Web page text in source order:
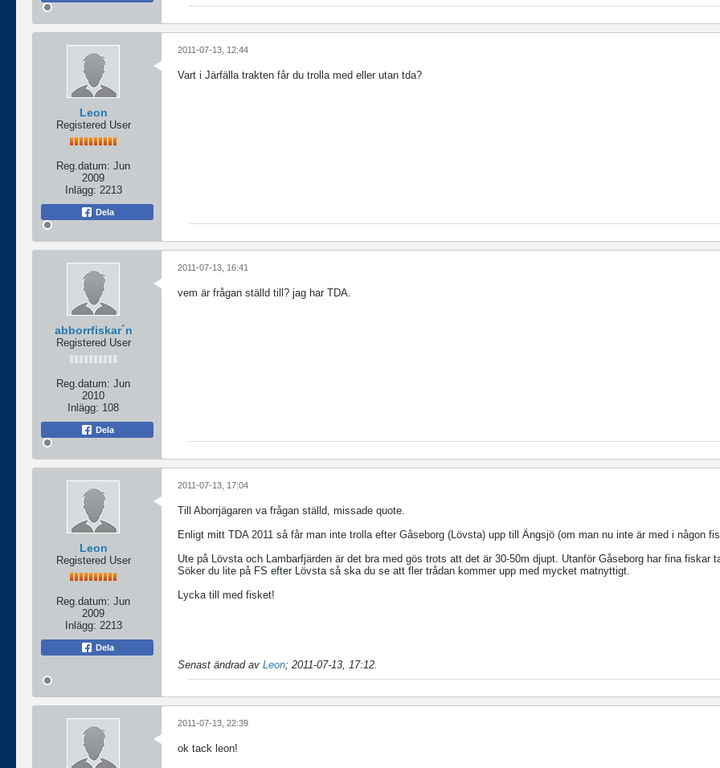
Leon
Registered User
Reg.datum: Jun
2009
Inlägg: 2213
Dela
2011-07-13, 12:44
Vart i Järfälla trakten får du trolla med eller utan tda?
abborrfiskar´n
Registered User
Reg.datum: Jun
2010
Inlägg: 108
Dela
2011-07-13, 16:41
vem är frågan ställd till? jag har TDA.
Leon
Registered User
Reg.datum: Jun
2009
Inlägg: 2213
Dela
2011-07-13, 17:04
Till Aborrjägaren va frågan ställd, missade quote.
Enligt mitt TDA 2011 så får man inte trolla efter Gåseborg (Lövsta) upp till Ängsjö (om man nu inte är med i någon
Ute på Lövsta och Lambarfjärden är det bra med gös trots att det är 30-50m djupt. Utanför Gåseborg har fina fiskar
Söker du lite på FS efter Lövsta så ska du se att fler trådan kommer upp med mycket matnyttigt.
Lycka till med fisket!
Senast ändrad av Leon; 2011-07-13, 17:12.
2011-07-13, 22:39
ok tack leon!